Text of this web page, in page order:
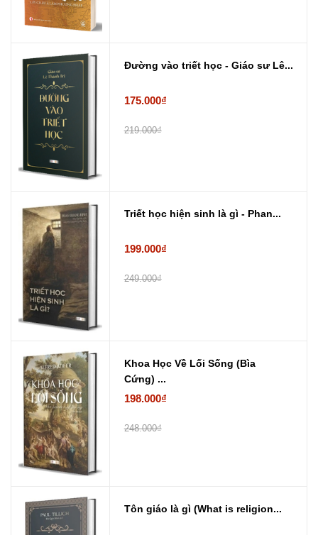
Đường vào triết học - Giáo sư Lê...
175.000₫
219.000₫
Triết học hiện sinh là gì - Phan...
199.000₫
249.000₫
Khoa Học Về Lối Sống (Bìa
Cứng) ...
198.000₫
248.000₫
Tôn giáo là gì (What is religion...